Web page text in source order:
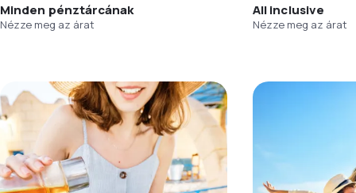
Minden pénztárcának
Nézze meg az árat
All inclusive
Nézze meg az árat